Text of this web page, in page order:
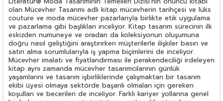
olan Mücevher Tasarımı adlı kitap mücevherin tarihçesi ve lüks
couture ve moda mücevher pazarlarıyla birlikte etik uygulama
ve pazarlama gibi başlıkları inceliyor. Kitap tasarım sürecinin ilk
eskizden numuneye ve oradan da koleksiyonun oluşumuna
doğru nasıl geliştiğini araştırırken müşterilerle ilişkiler basın ve
satın alma sorumlularıyla iş yapma biçimlerini de inceliyor.
Mücevher imalatı ve fiyatlandırması ile perakendeciliği irdeleyen
kitap aynı zamanda mücevher tasarımcılarının günlük
yaşamlarını ve tasarım işbirliklerinde çalışmaktan bir tasarım
ekibi üyesi olmaya sektörde başarılı olmaları için gereken
koşulları ve becerileri de inceliyor. Farklı kariyer yollarına genel